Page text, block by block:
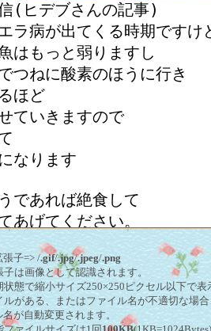
子=> /.gif/.jpg/.jpeg/.png
は画像として認識されます。
状態で縮小サイズ250×250ピクセル以下で表
ルがある、またはファイル名が不適切な場
自動変更されます。